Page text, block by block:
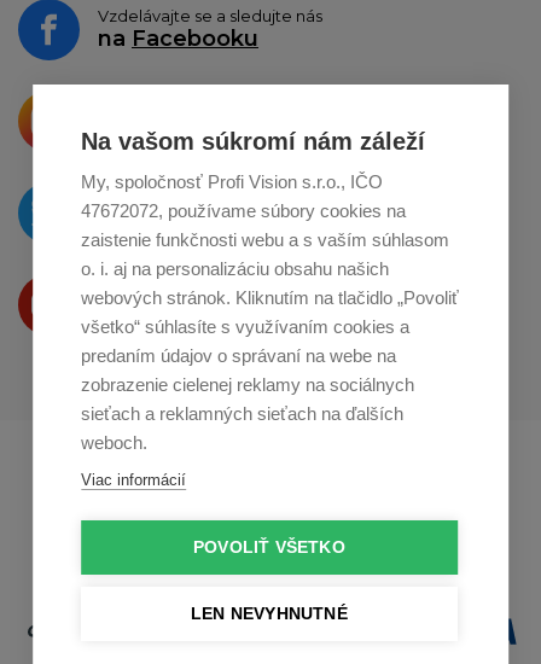
Na vašom súkromí nám záleží
My, spoločnosť Profi Vision s.r.o., IČO
47672072, používame súbory cookies na
zaistenie funkčnosti webu a s vaším súhlasom
o. i. aj na personalizáciu obsahu našich
webových stránok. Kliknutím na tlačidlo „Povoliť
všetko“ súhlasíte s využívaním cookies a
predaním údajov o správaní na webe na
zobrazenie cielenej reklamy na sociálnych
sieťach a reklamných sieťach na ďalších
weboch.
Viac informácií
POVOLIŤ VŠETKO
LEN NEVYHNUTNÉ
Vzdelávajte se a sledujte nás
na Facebooku
o zdieľanie naInstagrame
O novinkách píšeme
naTwitteri
Produkty Vám predstavujeme
na Youtube
Profikuchař.cz